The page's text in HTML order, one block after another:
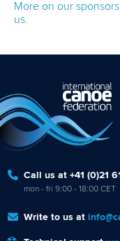
More on our
us.
Call us at +41 (0)21
mon - fri 9:00 - 18:00 CET
Write to us at